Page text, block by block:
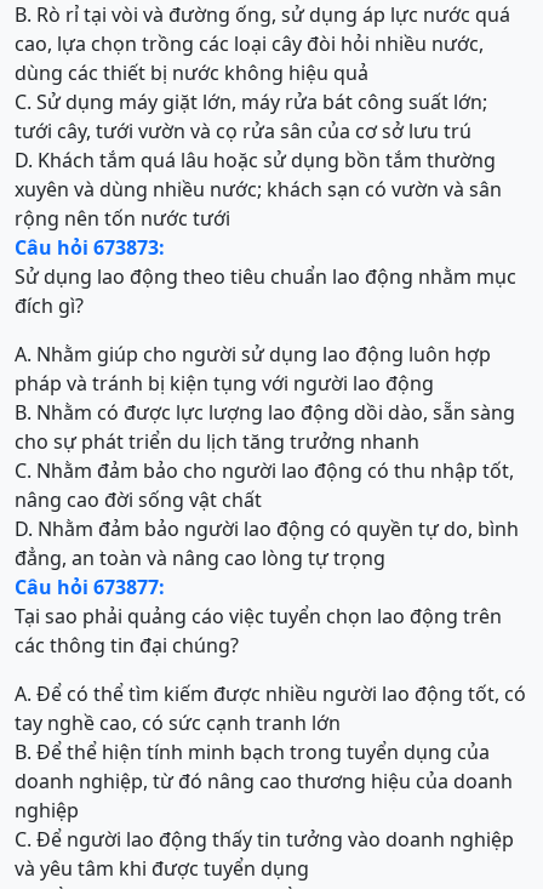
B. Rò rỉ tại vòi và đường ống, sử dụng áp lực nước quá
cao, lựa chọn trồng các loại cây đòi hỏi nhiều nước,
dùng các thiết bị nước không hiệu quả
C. Sử dụng máy giặt lớn, máy rửa bát công suất lớn;
tưới cây, tưới vườn và cọ rửa sân của cơ sở lưu trú
D. Khách tắm quá lâu hoặc sử dụng bồn tắm thường
xuyên và dùng nhiều nước; khách sạn có vườn và sân
rộng nên tốn nước tưới
Câu hỏi 673873:
Sử dụng lao động theo tiêu chuẩn lao động nhằm mục
đích gì?
A. Nhằm giúp cho người sử dụng lao động luôn hợp
pháp và tránh bị kiện tụng với người lao động
B. Nhằm có được lực lượng lao động dồi dào, sẵn sàng
cho sự phát triển du lịch tăng trưởng nhanh
C. Nhằm đảm bảo cho người lao động có thu nhập tốt,
nâng cao đời sống vật chất
D. Nhằm đảm bảo người lao động có quyền tự do, bình
đẳng, an toàn và nâng cao lòng tự trọng
Câu hỏi 673877:
Tại sao phải quảng cáo việc tuyển chọn lao động trên
các thông tin đại chúng?
A. Để có thể tìm kiếm được nhiều người lao động tốt, có
tay nghề cao, có sức cạnh tranh lớn
B. Để thể hiện tính minh bạch trong tuyển dụng của
doanh nghiệp, từ đó nâng cao thương hiệu của doanh
nghiệp
C. Để người lao động thấy tin tưởng vào doanh nghiệp
và yêu tâm khi được tuyển dụng